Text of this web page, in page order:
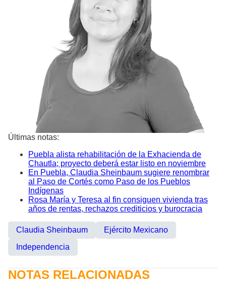
Últimas notas:
Puebla alista rehabilitación de la Exhacienda de
Chautla; proyecto deberá estar listo en noviembre
En Puebla, Claudia Sheinbaum sugiere renombrar
al Paso de Cortés como Paso de los Pueblos
Indígenas
Rosa María y Teresa al fin consiguen vivienda tras
años de rentas, rechazos crediticios y burocracia
Claudia Sheinbaum
Ejército Mexicano
Independencia
NOTAS RELACIONADAS